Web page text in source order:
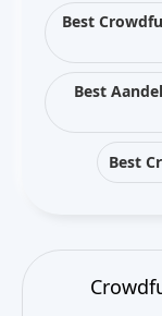
Best
Best
Best